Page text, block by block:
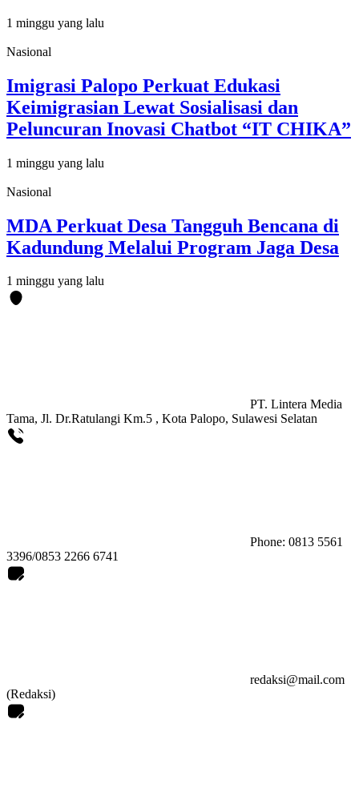
1 minggu yang lalu
Nasional
Imigrasi Palopo Perkuat Edukasi
Keimigrasian Lewat Sosialisasi dan
Peluncuran Inovasi Chatbot “IT CHIKA”
1 minggu yang lalu
Nasional
MDA Perkuat Desa Tangguh Bencana di
Kadundung Melalui Program Jaga Desa
1 minggu yang lalu
PT. Lintera Media
Tama, Jl. Dr.Ratulangi Km.5 , Kota Palopo, Sulawesi Selatan
Phone: 0813 5561
3396/0853 2266 6741
redaksi@mail.com
(Redaksi)